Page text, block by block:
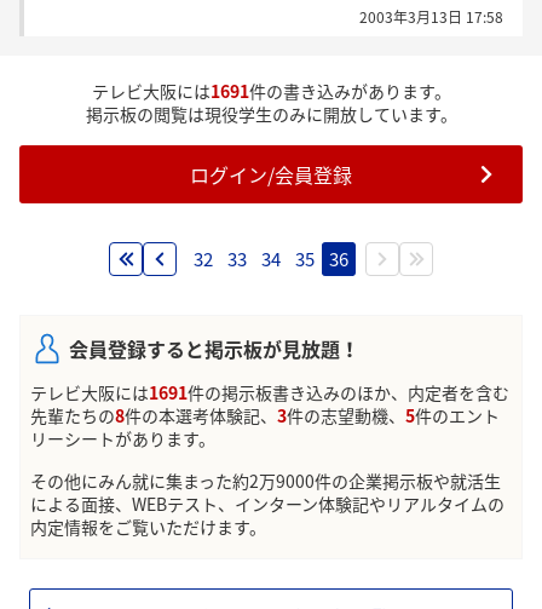
2003年3月13日 17:58
テレビ大阪には1691件の書き込みがあります。
掲示板の閲覧は現役学生のみに開放しています。
ログイン/会員登録
32 33 34 35 36
会員登録すると掲示板が見放題！
テレビ大阪には1691件の掲示板書き込みのほか、内定者を含む
先輩たちの8件の本選考体験記、 3件の志望動機、 5件のエント
リーシートがあります。
その他にみん就に集まった約2万9000件の企業掲示板や就活生
による面接、WEBテスト、インターン体験記やリアルタイムの
内定情報をご覧いただけます。